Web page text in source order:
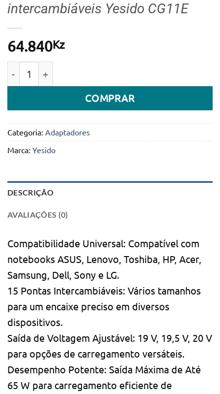
intercambiáveis Yesido CG11E
64.840Kz
COMPRAR
Categoria: Adaptadores
Marca: Yesido
DESCRIÇÃO
AVALIAÇÕES (0)
Compatibilidade Universal: Compatível com
notebooks ASUS, Lenovo, Toshiba, HP, Acer,
Samsung, Dell, Sony e LG.
15 Pontas Intercambiáveis: Vários tamanhos
para um encaixe preciso em diversos
dispositivos.
Saída de Voltagem Ajustável: 19 V, 19,5 V, 20 V
para opções de carregamento versáteis.
Desempenho Potente: Saída Máxima de Até
65 W para carregamento eficiente de